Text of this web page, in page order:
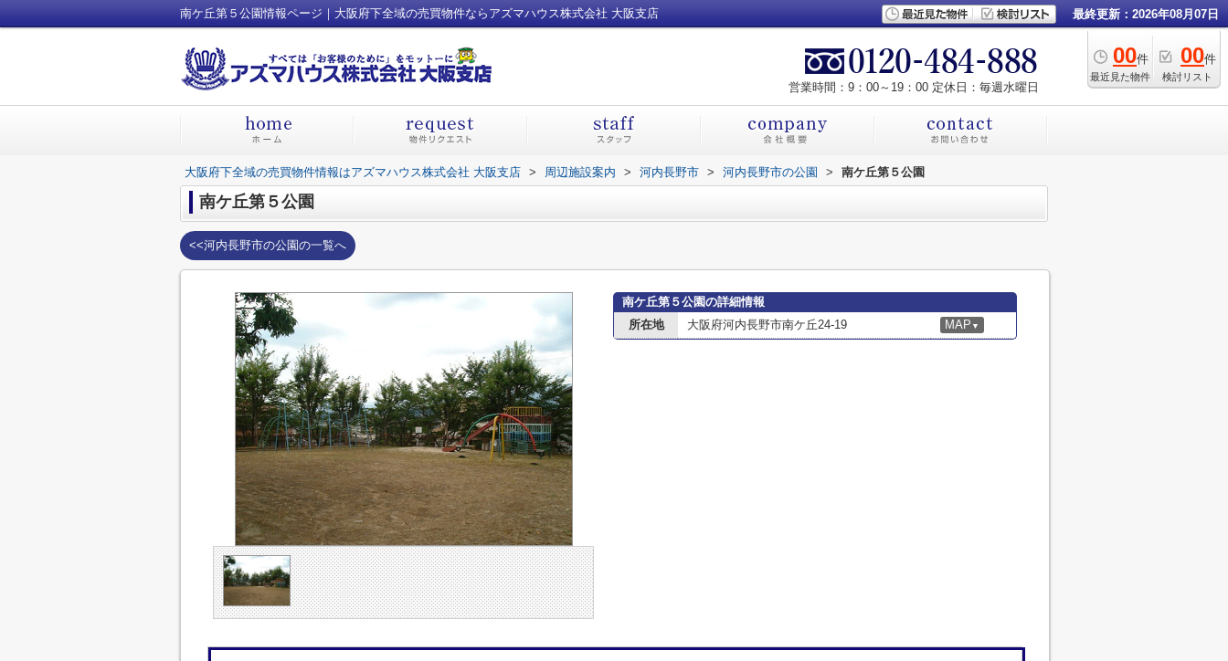
南ケ丘第５公園情報ページ｜大阪府下全域の売買物件ならアズマハウス株式会社 大阪支店 最終更新：2026年08月07日
00件
最近見た物件
00件
検討リスト
営業時間：9：00～19：00 定休日：毎週水曜日
大阪府下全域の売買物件情報はアズマハウス株式会社 大阪支店 > 周辺施設案内 > 河内長野市 > 河内長野市の公園 > 南ケ丘第５公園
南ケ丘第５公園
<<河内長野市の公園の一覧へ
南ケ丘第５公園の詳細情報
所在地
大阪府河内長野市南ケ丘24-19 MAP ▼